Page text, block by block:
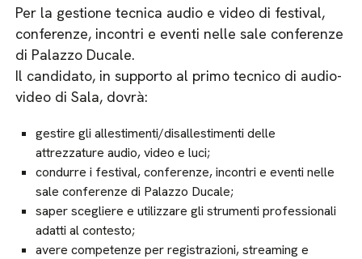
Per la gestione tecnica audio e video di festival,
conferenze, incontri e eventi nelle sale conferenze
di Palazzo Ducale.
Il candidato, in supporto al primo tecnico di audio-
video di Sala, dovrà:
gestire gli allestimenti/disallestimenti delle
attrezzature audio, video e luci;
condurre i festival, conferenze, incontri e eventi nelle
sale conferenze di Palazzo Ducale;
saper scegliere e utilizzare gli strumenti professionali
adatti al contesto;
avere competenze per registrazioni, streaming e